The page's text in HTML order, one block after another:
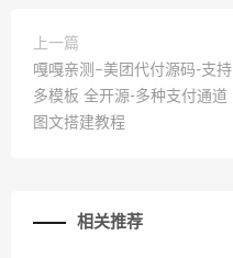
上一篇
嘎嘎亲测–美团代付源码-支持
多模板 全开源-多种支付通道
图文搭建教程
相关推荐